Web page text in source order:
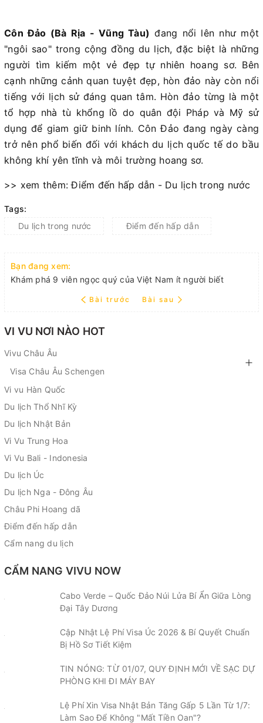
Côn Đảo (Bà Rịa - Vũng Tàu) đang nổi lên như một
"ngôi sao" trong cộng đồng du lịch, đặc biệt là những
người tìm kiếm một vẻ đẹp tự nhiên hoang sơ. Bên
cạnh những cảnh quan tuyệt đẹp, hòn đảo này còn nổi
tiếng với lịch sử đáng quan tâm. Hòn đảo từng là một
tổ hợp nhà tù khổng lồ do quân đội Pháp và Mỹ sử
dụng để giam giữ binh lính. Côn Đảo đang ngày càng
trở nên phổ biến đối với khách du lịch quốc tế do bầu
không khí yên tĩnh và môi trường hoang sơ.
>> xem thêm: Điểm đến hấp dẫn - Du lịch trong nước
Tags:
Du lịch trong nước
Điểm đến hấp dẫn
Bạn đang xem:
Khám phá 9 viên ngọc quý của Việt Nam ít người biết
Bài trước Bài sau
VI VU NƠI NÀO HOT
Vivu Châu Âu
Visa Châu Âu Schengen
Vi vu Hàn Quốc
Du lịch Thổ Nhĩ Kỳ
Du lịch Nhật Bản
Vi Vu Trung Hoa
Vi Vu Bali - Indonesia
Du lịch Úc
Du lịch Nga - Đông Âu
Châu Phi Hoang dã
Điểm đến hấp dẫn
Cẩm nang du lịch
CẨM NANG VIVU NOW
Cabo Verde – Quốc Đảo Núi Lửa Bí Ẩn Giữa Lòng
Đại Tây Dương
Cập Nhật Lệ Phí Visa Úc 2026 & Bí Quyết Chuẩn
Bị Hồ Sơ Tiết Kiệm
TIN NÓNG: TỪ 01/07, QUY ĐỊNH MỚI VỀ SẠC DỰ
PHÒNG KHI ĐI MÁY BAY
Lệ Phí Xin Visa Nhật Bản Tăng Gấp 5 Lần Từ 1/7:
Làm Sao Để Không "Mất Tiền Oan"?